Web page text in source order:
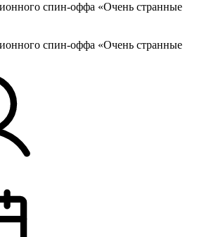
спин-оффа «Очень странные
спин-оффа «Очень странные